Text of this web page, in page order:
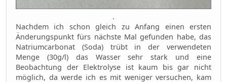
.
Nachdem ich schon gleich zu Anfang einen ersten
Änderungspunkt fürs nächste Mal gefunden habe, das
Natriumcarbonat (Soda) trübt in der verwendeten
Menge (30g/l) das Wasser sehr stark und eine
Beobachtung der Elektrolyse ist kaum bis gar nicht
möglich, da werde ich es mit weniger versuchen, kam